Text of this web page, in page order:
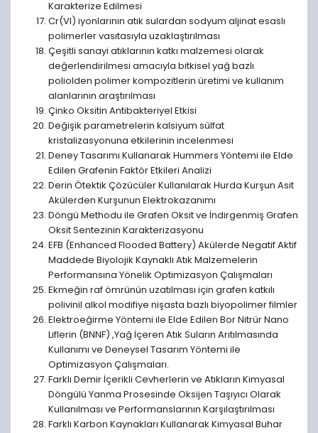
Karakterize Edilmesi
Cr(VI) iyonlarının atık sulardan sodyum aljinat esaslı
polimerler vasıtasıyla uzaklaştırılması
Çeşitli sanayi atıklarının katkı malzemesi olarak
değerlendirilmesi amacıyla bitkisel yağ bazlı
poliolden polimer kompozitlerin üretimi ve kullanım
alanlarının araştırılması
Çinko Oksitin Antibakteriyel Etkisi
Değişik parametrelerin kalsiyum sülfat
kristalizasyonuna etkilerinin incelenmesi
Deney Tasarımı Kullanarak Hummers Yöntemi ile Elde
Edilen Grafenin Faktör Etkileri Analizi
Derin Ötektik Çözücüler Kullanılarak Hurda Kurşun Asit
Akülerden Kurşunun Elektrokazanımı
Döngü Methodu ile Grafen Oksit ve İndirgenmiş Grafen
Oksit Sentezinin Karakterizasyonu
EFB (Enhanced Flooded Battery) Akülerde Negatif Aktif
Maddede Biyolojik Kaynaklı Atık Malzemelerin
Performansına Yönelik Optimizasyon Çalışmaları
Ekmeğin raf ömrünün uzatılması için grafen katkılı
polivinil alkol modifiye nişasta bazlı biyopolimer filmler
Elektroeğirme Yöntemi ile Elde Edilen Bor Nitrür Nano
Liflerin (BNNF) ,Yağ İçeren Atık Suların Arıtılmasında
Kullanımı ve Deneysel Tasarım Yöntemi ile
Optimizasyon Çalışmaları.
Farklı Demir İçerikli Cevherlerin ve Atıkların Kimyasal
Döngülü Yanma Prosesinde Oksijen Taşıyıcı Olarak
Kullanılması ve Performanslarının Karşılaştırılması
Farklı Karbon Kaynakları Kullanarak Kimyasal Buhar